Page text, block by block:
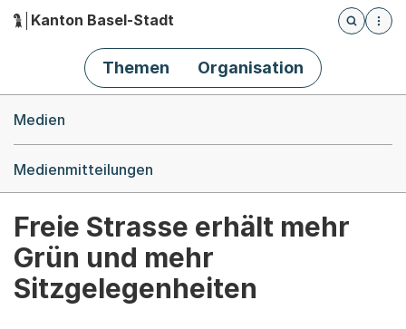
Hauptnavigation
Kanton Basel-Stadt
Öffnet
Themen Organisation
Medien
Medienmitteilungen
Freie Strasse erhält mehr
Grün und mehr
Sitzgelegenheiten